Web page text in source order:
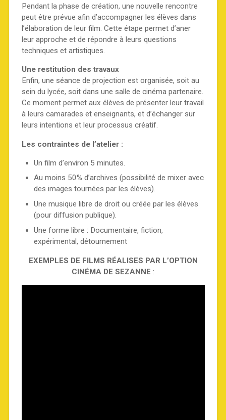
Pendant la phase de création, une nouvelle rencontre
peut être prévue afin d’accompagner les élèves dans
l’élaboration de leur film. Cette étape permet d’aner
leur approche et de répondre à leurs questions
techniques et artistiques.
Une restitution des travaux
Enfin, une séance de projection est organisée, soit au
sein du lycée, soit dans une salle de cinéma partenaire.
Ce moment permet aux élèves de présenter leur travail
à leurs camarades et enseignants, et d’échanger sur
leurs intentions et leur processus créatif.
Les contraintes de l’atelier :
Un film d’environ 5 minutes.
Au moins 50% d’archives (possibilité de mixer avec
des images tournées par les élèves).
Une musique libre de droit ou créée par les élèves
(pour diffusion publique).
Une forme libre : Documentaire, fiction,
expérimental, détournement
EXEMPLES DE FILMS RÉALISES PAR L’OPTION
CINÉMA DE SEZANNE :